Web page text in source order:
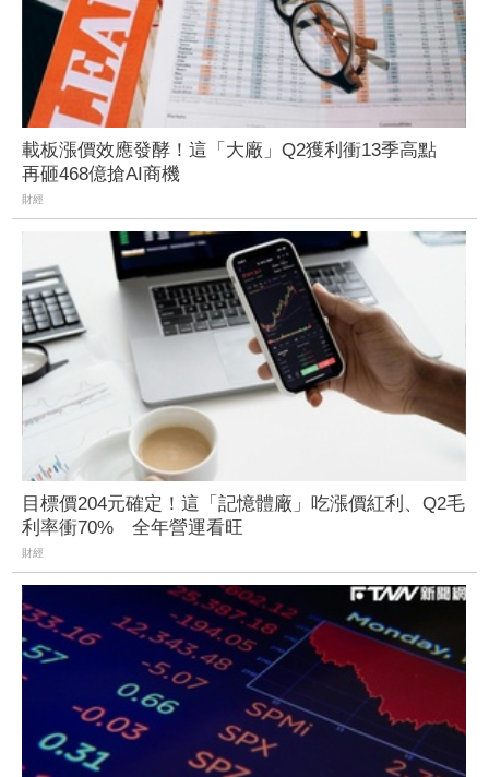
載板漲價效應發酵！這「大廠」Q2獲利衝13季高點
再砸468億搶AI商機
財經
目標價204元確定！這「記憶體廠」吃漲價紅利、Q2毛
利率衝70% 全年營運看旺
財經